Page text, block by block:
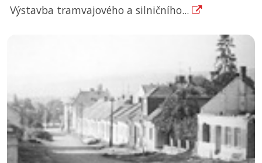
Výstavba tramvajového a silničního...